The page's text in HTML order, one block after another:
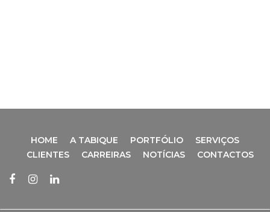
HOME A TABIQUE PORTFÓLIO
SERVIÇOS
CLIENTES
CARREIRAS NOTÍCIAS CONTACTOS